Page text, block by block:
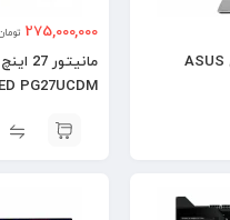
مانیتور 32 اینچ ایسوس ASUS
275,000,000
PG27UCDM